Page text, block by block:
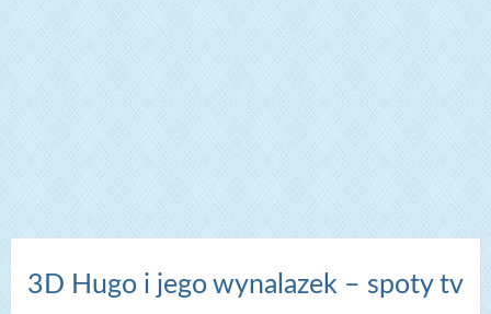
3D Hugo i jego wynalazek – spoty tv